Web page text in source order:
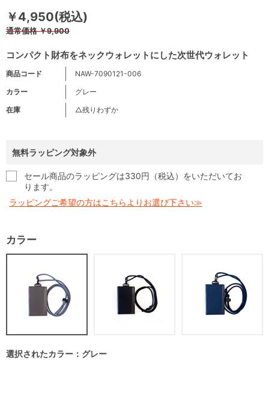
コンパクト財布をネックウォレットにした次世代ウォレット
￥4,950(税込)
通常価格￥9,900
商品コード
NAW-7090121-006
カラー
グレー
在庫
△残りわずか
無料ラッピング対象外
セール商品のラッピングは330円（税込）をいただいてお
ります。
ラッピングご希望の方はこちらよりお選び下さい≫
カラー
選択されたカラー：グレー